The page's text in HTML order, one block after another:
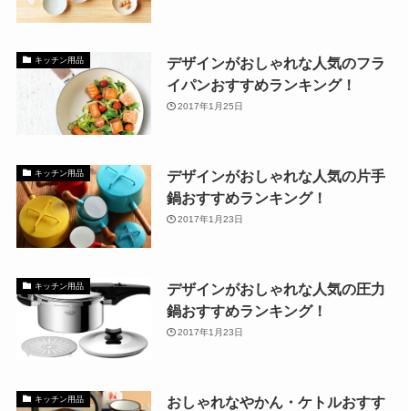
キッチン用品
デザインがおしゃれな人気のフラ
イパンおすすめランキング！
2017年1月25日
キッチン用品
デザインがおしゃれな人気の片手
鍋おすすめランキング！
2017年1月23日
キッチン用品
デザインがおしゃれな人気の圧力
鍋おすすめランキング！
2017年1月23日
キッチン用品
おしゃれなやかん・ケトルおすす